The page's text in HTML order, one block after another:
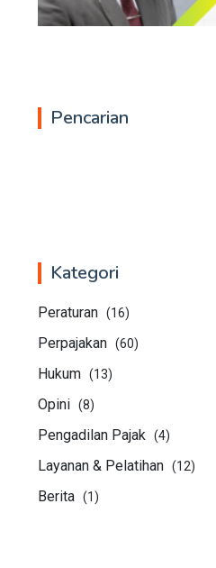
Pencarian
Kategori
Peraturan (16)
Perpajakan (60)
Hukum (13)
Opini (8)
Pengadilan Pajak (4)
Layanan & Pelatihan (12)
Berita (1)